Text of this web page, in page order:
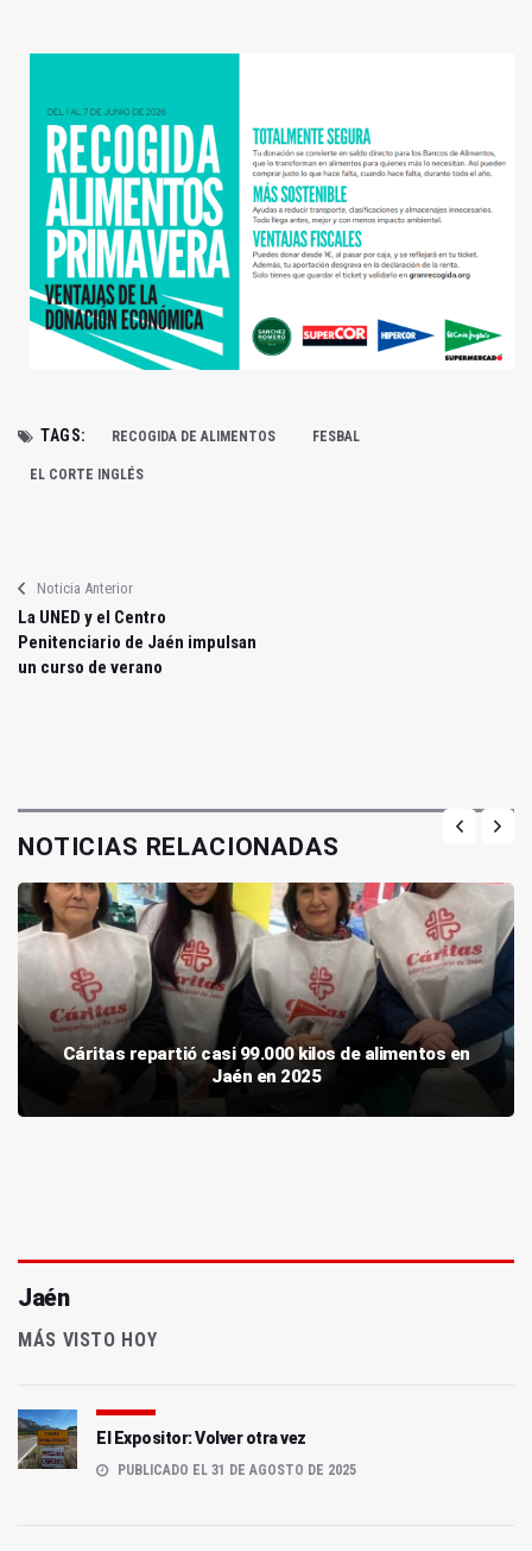
TAGS: RECOGIDA DE ALIMENTOS FESBAL
EL CORTE INGLÉS
Noticia Anterior
La UNED y el Centro
Penitenciario de Jaén impulsan
un curso de verano
NOTICIAS RELACIONADAS
Cáritas repartió casi 99.000 kilos de alimentos en
Jaén en 2025
Jaén
MÁS VISTO HOY
El Expositor: Volver otra vez
PUBLICADO EL 31 DE AGOSTO DE 2025